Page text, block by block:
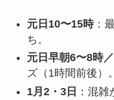
元日10〜15時：
ち。
元日早朝6〜8時
ズ（1時間前後）。
1月2・3日 ：混